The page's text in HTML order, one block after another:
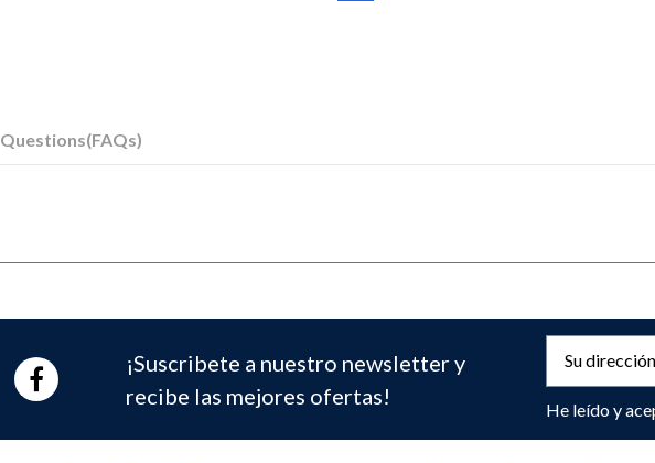
Questions(FAQs)
¡Suscribete a nuestro newsletter y
recibe las mejores ofertas!
He leído y